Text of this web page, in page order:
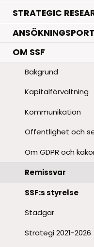
STRATEGIC
OM SSF
Bakgrund
Kapitalförvaltning
Kommunikation
Offentlighet och
Om GDPR och
Remissvar
SSF:s styrelse
Stadgar
Strategi 2021-2026